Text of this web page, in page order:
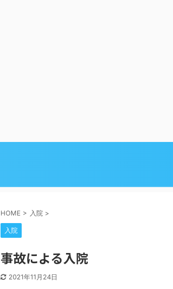
HOME > 入院 >
入院
事故による入院
2021年11月24日